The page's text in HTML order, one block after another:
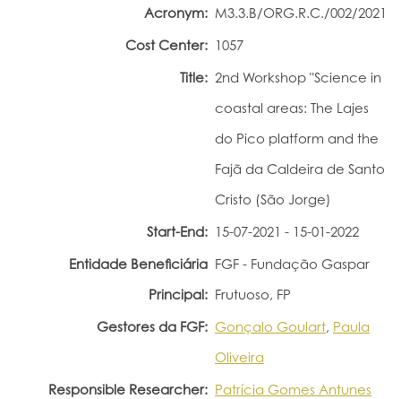
Acronym: M3.3.B/ORG.R.C./002/2021
Cost Center: 1057
Title: 2nd Workshop "Science in
coastal areas: The Lajes
do Pico platform and the
Fajã da Caldeira de Santo
Cristo (São Jorge)
Start-End: 15-07-2021 - 15-01-2022
Entidade Beneficiária
Principal:
FGF - Fundação Gaspar
Frutuoso, FP
Gestores da FGF: Gonçalo Goulart, Paula
Oliveira
Responsible Researcher: Patrícia Gomes Antunes